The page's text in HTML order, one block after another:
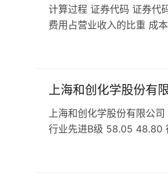
计算过程 证券代码 证券代
费用占营业收入的比重 成
上海和创化学股份有
上海和创化学股份有限公
行业先进B级 58.05 48.80